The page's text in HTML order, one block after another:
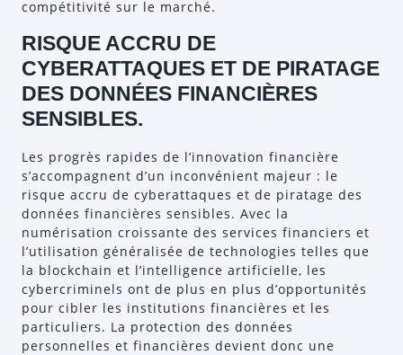
compétitivité sur le marché.
RISQUE ACCRU DE
CYBERATTAQUES ET DE PIRATAGE
DES DONNÉES FINANCIÈRES
SENSIBLES.
Les progrès rapides de l’innovation financière
s’accompagnent d’un inconvénient majeur : le
risque accru de cyberattaques et de piratage des
données financières sensibles. Avec la
numérisation croissante des services financiers et
l’utilisation généralisée de technologies telles que
la blockchain et l’intelligence artificielle, les
cybercriminels ont de plus en plus d’opportunités
pour cibler les institutions financières et les
particuliers. La protection des données
personnelles et financières devient donc une